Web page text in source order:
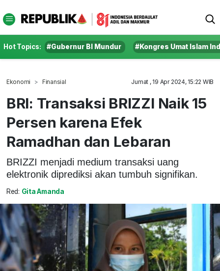
Hot Topics: #Gubernur BI Mundur #Kongres Umat Islam
Ekonomi Finansial Jumat , 19 Apr 2024, 15:22 WIB
BRI: Transaksi BRIZZI Naik 15
Persen karena Efek
Ramadhan dan Lebaran
BRIZZI menjadi medium transaksi uang
elektronik diprediksi akan tumbuh signifikan.
Red: Gita Amanda